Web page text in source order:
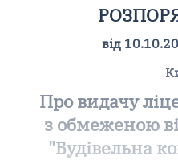
від
Про видачу
з обмеженою
"Будівельна